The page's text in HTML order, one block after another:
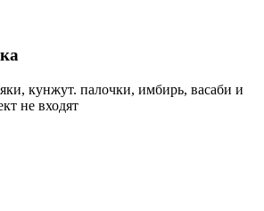
кунжут. палочки, имбирь, васаби и
не входят